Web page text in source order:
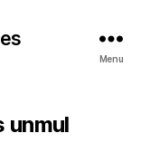
Menu
unmul